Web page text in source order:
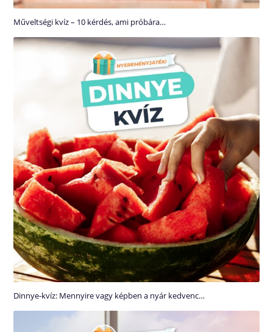
Műveltségi kvíz – 10 kérdés, ami próbára…
Dinnye-kvíz: Mennyire vagy képben a nyár kedvenc…